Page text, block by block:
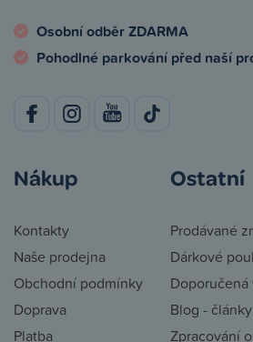
Osobní odběr ZDARMA
Pohodlné parkování před naší
Nákup
Kontakty
Naše prodejna
Obchodní podmínky
Doprava
Platba
Ostatní
Prodávané
Dárkové
Doporučená
Blog -
Zpracování